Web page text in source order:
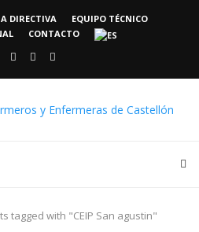
DIRECTIVA
EQUIPO TÉCNICO
CONTACTO
tagged with "CEIP San agustin"